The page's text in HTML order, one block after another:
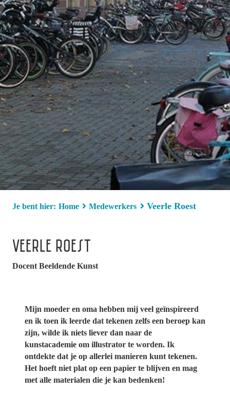
Je bent hier: Home Medewerkers Veerle Roest
VEERLE ROEST
Docent Beeldende Kunst
Mijn moeder en oma hebben mij veel geïnspireerd
en ik toen ik leerde dat tekenen zelfs een beroep kan
zijn, wilde ik niets liever dan naar de
kunstacademie om illustrator te worden. Ik
ontdekte dat je op allerlei manieren kunt tekenen.
Het hoeft niet plat op een papier te blijven en mag
met alle materialen die je kan bedenken!